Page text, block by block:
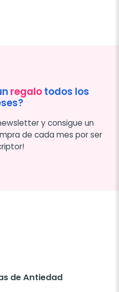
regalotodos los
y consigue un
de cada mes por ser
de Antiedad